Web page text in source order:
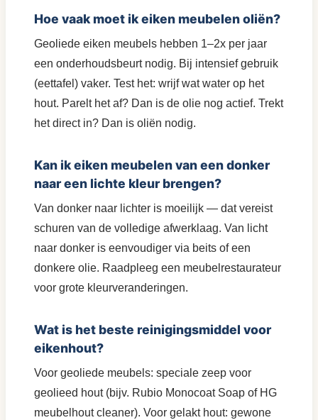
Hoe vaak moet ik eiken meubelen oliën?
Geoliede eiken meubels hebben 1–2x per jaar
een onderhoudsbeurt nodig. Bij intensief gebruik
(eettafel) vaker. Test het: wrijf wat water op het
hout. Parelt het af? Dan is de olie nog actief. Trekt
het direct in? Dan is oliën nodig.
Kan ik eiken meubelen van een donker
naar een lichte kleur brengen?
Van donker naar lichter is moeilijk — dat vereist
schuren van de volledige afwerklaag. Van licht
naar donker is eenvoudiger via beits of een
donkere olie. Raadpleeg een meubelrestaurateur
voor grote kleurveranderingen.
Wat is het beste reinigingsmiddel voor
eikenhout?
Voor geoliede meubels: speciale zeep voor
geolieed hout (bijv. Rubio Monocoat Soap of HG
meubelhout cleaner). Voor gelakt hout: gewone